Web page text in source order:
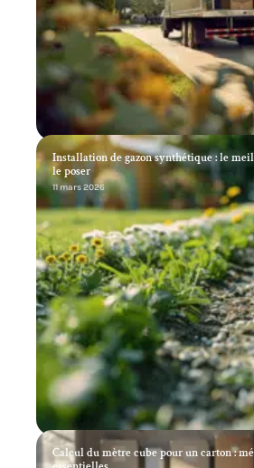
Installation de gazon synthétique : le
le poser
11 mars 2026
Calcul du mètre cube pour un carton :